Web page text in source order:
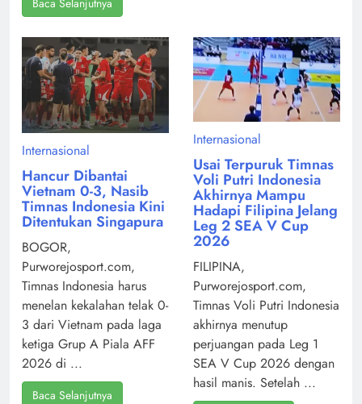
Internasional
Hancur Dibantai
Vietnam 0-3, Nasib
Timnas Indonesia Kini
Ditentukan Singapura
BOGOR,
Purworejosport.com,
Timnas Indonesia harus
menelan kekalahan telak 0-
3 dari Vietnam pada laga
ketiga Grup A Piala AFF
2026 di ...
Baca Selanjutnya
Internasional
Usai Terpuruk Timnas
Voli Putri Indonesia
Akhirnya Mampu
Hadapi Filipina Jelang
Leg 2 SEA V Cup
2026
FILIPINA,
Purworejosport.com,
Timnas Voli Putri Indonesia
akhirnya menutup
perjuangan pada Leg 1
SEA V Cup 2026 dengan
hasil manis. Setelah ...